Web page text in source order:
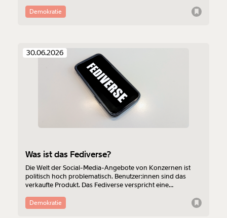
Demokratie
30.06.2026
Was ist das Fediverse?
Die Welt der Social-Media-Angebote von Konzernen ist
politisch hoch problematisch. Benutzer:innen sind das
verkaufte Produkt. Das Fediverse verspricht eine
Nachteile? Und welche Angebote gibt es?
Demokratie